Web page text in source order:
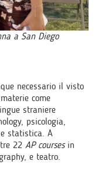
a San Diego
necessario il visto
come
straniere
psicologia,
statistica. A
22 AP coursesin
e teatro.